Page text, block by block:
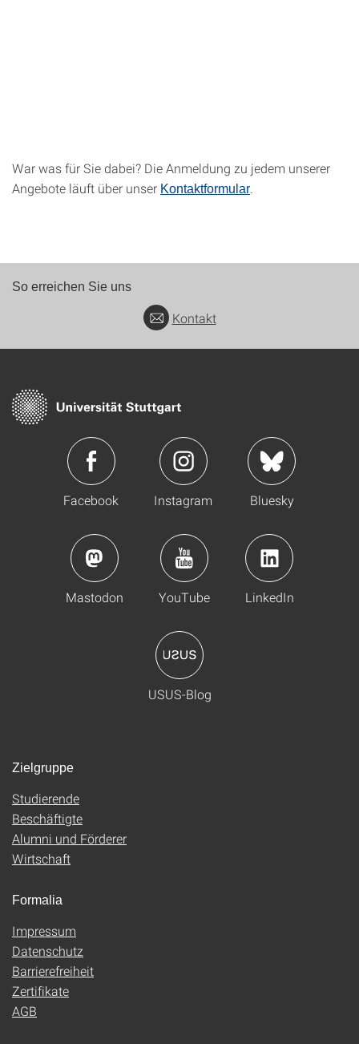
War was für Sie dabei? Die Anmeldung zu jedem unserer
Angebote läuft über unser Kontaktformular
So erreichen Sie uns
Kontakt
Facebook Instagram Bluesky
Mastodon YouTube LinkedIn
USUS-Blog
Zielgruppe
Studierende
Beschäftigte
Alumni und Förderer
Wirtschaft
Formalia
Impressum
Datenschutz
Barrierefreiheit
Zertifikate
AGB